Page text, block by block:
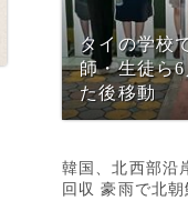
タイの学校
師・生徒ら
た後移動
韓国、北西部沿
回収 豪雨で北